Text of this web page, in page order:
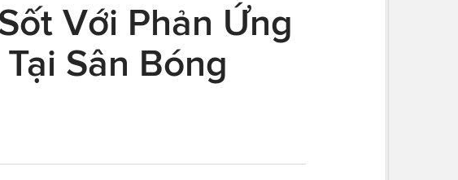
Với Phản Ứng
Sân Bóng